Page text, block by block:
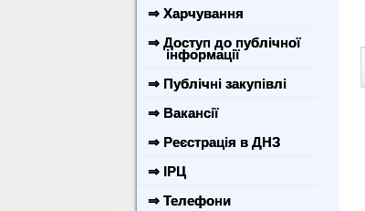
⇒ Харчування
⇒ Доступ до публічної
інформації
⇒ Публічні закупівлі
⇒ Вакансії
⇒ Реєстрація в ДНЗ
⇒ ІРЦ
⇒ Телефони